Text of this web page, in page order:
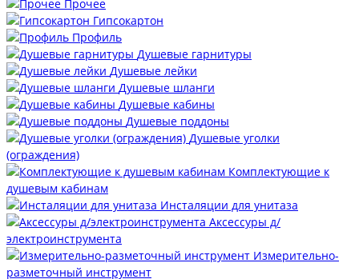
Прочее
Гипсокартон
Профиль
Душевые гарнитуры
Душевые лейки
Душевые шланги
Душевые кабины
Душевые поддоны
Душевые уголки
(ограждения)
Комплектующие к
душевым кабинам
Инсталяции для унитаза
Аксессуры д/
электроинструмента
Измерительно-
разметочный инструмент